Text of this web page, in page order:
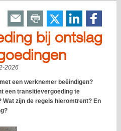
bij ontslag
2026
een werknemer beëindigen?
een transitievergoeding te
Wat zijn de regels hieromtrent? En